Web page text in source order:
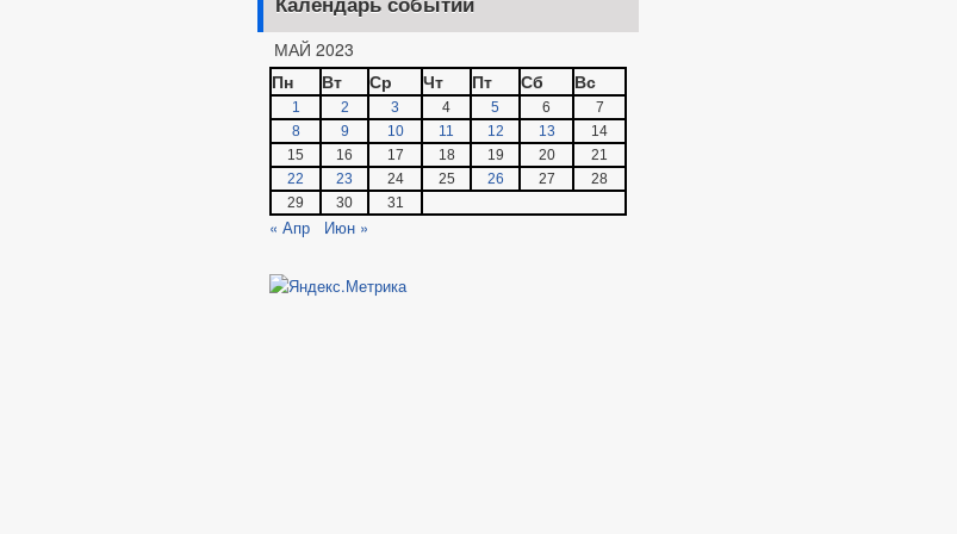
Календарь событий
МАЙ 2023
Пн
Вт Ср Чт Пт Сб Вс
1 2 3 4 5 6
7
8
9 10 11 12 13
14
15
16 17 18 19 20
21
22
23 24 25 26 27
28
29
30 31
« Апр Июн »